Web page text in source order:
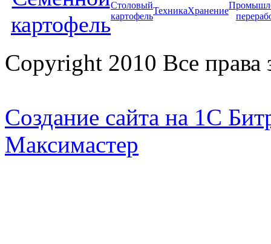
картофель
Столовый
картофель
ТехникаХранение
Copyright 2010 Все
Создание сайта на 1С
Максимастер